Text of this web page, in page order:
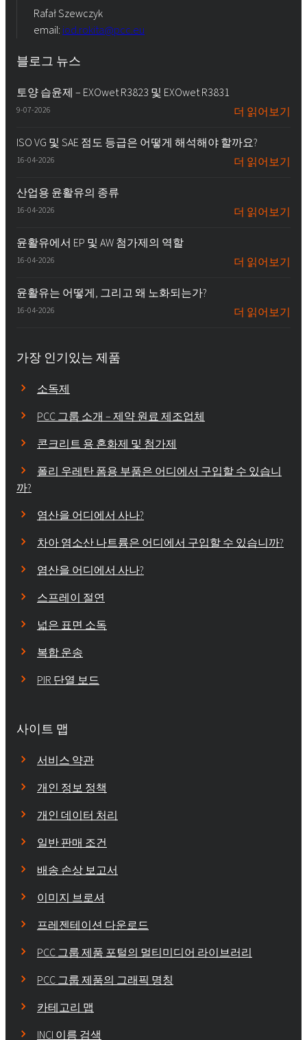
Rafał Szewczyk
email: iod.rokita@pcc.eu
블로그 뉴스
토양 습윤제 – EXOwet R3823 및 EXOwet R3831
9-07-2026 더 읽어보기
ISO VG 및 SAE 점도 등급은 어떻게 해석해야 할까요?
16-04-2026 더 읽어보기
산업용 윤활유의 종류
16-04-2026 더 읽어보기
윤활유에서 EP 및 AW 첨가제의 역할
16-04-2026 더 읽어보기
윤활유는 어떻게, 그리고 왜 노화되는가?
16-04-2026 더 읽어보기
가장 인기있는 제품
소독제
PCC 그룹 소개 – 제약 원료 제조업체
콘크리트 용 혼화제 및 첨가제
폴리 우레탄 폼용 부품은 어디에서 구입할 수 있습니
까?
염산을 어디에서 사나?
차아 염소산 나트륨은 어디에서 구입할 수 있습니까?
염산을 어디에서 사나?
스프레이 절연
넓은 표면 소독
복합 운송
PIR 단열 보드
사이트 맵
서비스 약관
개인 정보 정책
개인 데이터 처리
일반 판매 조건
배송 손상 보고서
이미지 브로셔
프레젠테이션 다운로드
PCC 그룹 제품 포털의 멀티미디어 라이브러리
PCC 그룹 제품의 그래픽 명칭
카테고리 맵
INCI 이름 검색